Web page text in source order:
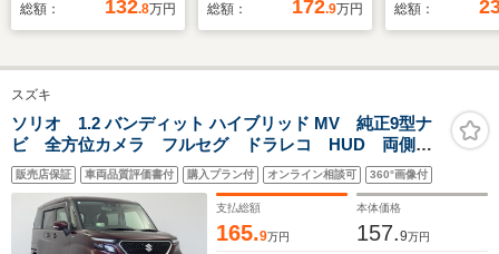
グ 運転席/エアバッグ
助手席/パワーウイン
ドウ/エンジンスター
トボタン/キーレスス
タートシステム
総額： 132.8万円
LED/EBD付ABS/ルー
バッグ 運転席
総額： 172.9万円
側電動スライ
テム/ドライブ
ダー 前後
総額：
スズキ
ソリオ 1.2 バンディット ハイブリッド MV 純正9型ナ
ビ 全方位カメラ フルセグ ドラレコ HUD 両側電
動スライドドア 追従クルーズコントロール レーンア
シスト LEDライト オートライト プッシュスター
ト スマートキー 電格ミラー 禁煙車
販売店保証 車両品質評価書付 購入プラン付 オンライン相談可 360°画像付
支払総額
165.9万円
本体価格
157.9万円